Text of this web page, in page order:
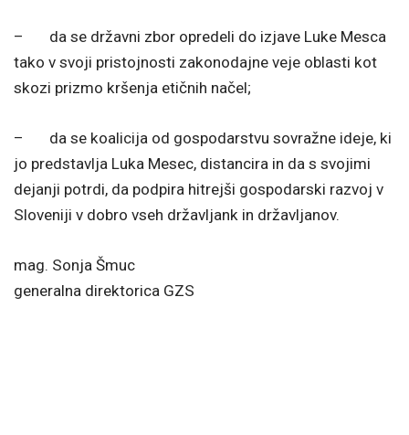
– da se državni zbor opredeli do izjave Luke Mesca
tako v svoji pristojnosti zakonodajne veje oblasti kot
skozi prizmo kršenja etičnih načel;
– da se koalicija od gospodarstvu sovražne ideje, ki
jo predstavlja Luka Mesec, distancira in da s svojimi
dejanji potrdi, da podpira hitrejši gospodarski razvoj v
Sloveniji v dobro vseh državljank in državljanov.
mag. Sonja Šmuc
generalna direktorica GZS